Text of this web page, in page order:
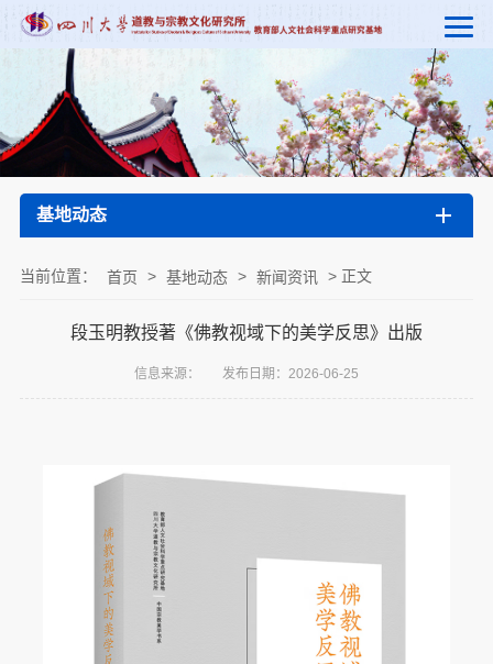
基地动态
当前位置： 首页 > 基地动态 > 新闻资讯 > 正文
段玉明教授著《佛教视域下的美学反思》出版
信息来源： 发布日期：2026-06-25